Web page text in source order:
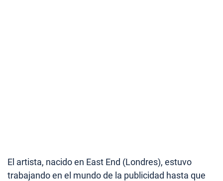
El artista, nacido en East End (Londres), estuvo
trabajando en el mundo de la publicidad hasta que